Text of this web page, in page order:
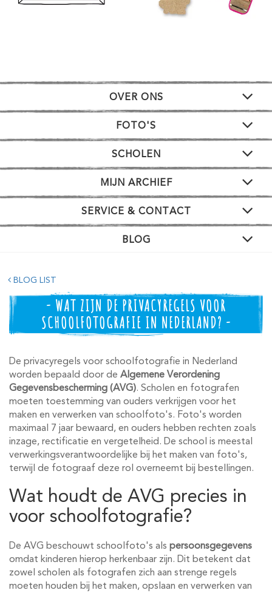
OVER ONS
FOTO'S
SCHOLEN
MIJN ARCHIEF
SERVICE & CONTACT
BLOG
BLOG LIST
- WAT ZIJN DE PRIVACYREGELS VOOR
SCHOOLFOTOGRAFIE IN NEDERLAND? -
De privacyregels voor schoolfotografie in Nederland
worden bepaald door de Algemene Verordening
Gegevensbescherming (AVG). Scholen en fotografen
moeten toestemming van ouders verkrijgen voor het
maken en verwerken van schoolfoto's. Foto's worden
maximaal 7 jaar bewaard, en ouders hebben rechten zoals
inzage, rectificatie en vergetelheid. De school is meestal
verwerkingsverantwoordelijke bij het maken van foto's,
terwijl de fotograaf deze rol overneemt bij bestellingen.
Wat houdt de AVG precies in
voor schoolfotografie?
De AVG beschouwt schoolfoto's als persoonsgegevens
omdat kinderen hierop herkenbaar zijn. Dit betekent dat
zowel scholen als fotografen zich aan strenge regels
moeten houden bij het maken, opslaan en verwerken van